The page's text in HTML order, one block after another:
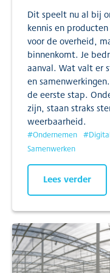
Dit speelt nu al bij
kennis en
voor de overheid,
binnenkomt. Je
aanval. Wat valt er
en
de eerste stap.
zijn, staan straks
weerbaarheid.
#Ondernemen #
Samenwerken
Lees verder